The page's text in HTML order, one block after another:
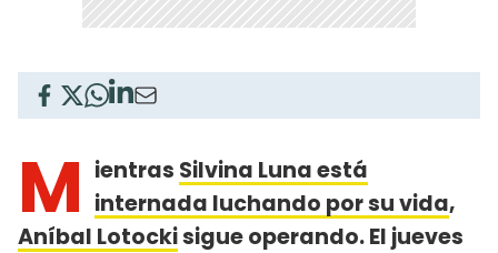
M ientras Silvina Luna está
internada luchando por su vida,
Aníbal Lotockisigue operando. El jueves